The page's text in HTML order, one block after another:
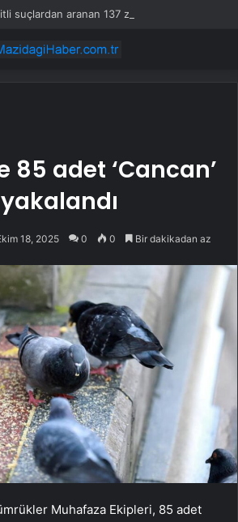
suçlardan aranan 137 zanlı yakalandı
85 adet ‘Cancan’
18, 2025 0 0 Bir dakikadan az
Muhafaza Ekipleri, 85 adet